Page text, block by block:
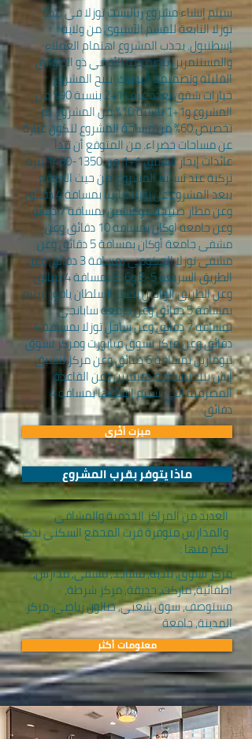
سيتم إنشاء مشروع رياليست توزلا في بلدة
توزلا التابعة للقسم الآسيوي من ولاية
إسطنبول. يجذب المشروع اهتمام العملاء
والمستثمرين بتصميمه الأفقي ذو الطوابق
القليلة وتصميمه البوتيك. يتيح المشروع
خيارات شقق بعدد غرف 1+2 بنسبة 90% من
المشروع و1+1 بنسبة 10% من المشروع. تم
تخصيص 60% من مساحة المشروع لتكون عبارة
عن مساحات خضراء. من المتوقع أن تبدأ
عائدات إيجار الشقق 1+1 من 1350-1450 ليرة
تركية عند تسليم المشروع. من حيث الموقع
يبعد المشروع عن توزلا مارينا بمسافة 4 دقائق
وعن مطار صبيحة غوكتشين بمسافة 7 دقائق
وعن جامعة اوكان بمسافة 10 دقائق وعن
مشفى جامعة أوكان بمسافة 5 دقائق وعن
مشفى توزلا الحكومي بمسافة 3 دقائق وعن
الطريق السريعة E-5 وE-6 بمسافة 4 دقائق
وعن الطريق الواصل بجسر السلطان يافوز سليم
بمسافة 5 دقائق وعن جامعة سابانجي
بمسافة 7 دقائق وعن ساحل توزلا بمسافة 4
دقائق وعن مركز تسوق فيابورت ومركز تسوق
نيومارين بمسافة 6 دقائق وعن مركز تنسيق
إيش بنك بمسافة دقيقتين وعن القاعدة
المصرفية التي سيتم إنشاؤها بمسافة 4
دقائق.
ماذا يتوفر بقرب المشروع
مركز تسوق, بلدية, مساجد, مشفى, مدارس,
اطفائية, ماركت, حديقة, مركز شرطة,
مستوصف, سوق شعبي, صالون رياضي, مركز
المدينة, جامعة
معلومات أكثر
ميزت أخُرى
العديد من المراكز الخدمية والمشافي
والمدارس متوفرة قرب المجمع السكني نذكر
لكم منها :